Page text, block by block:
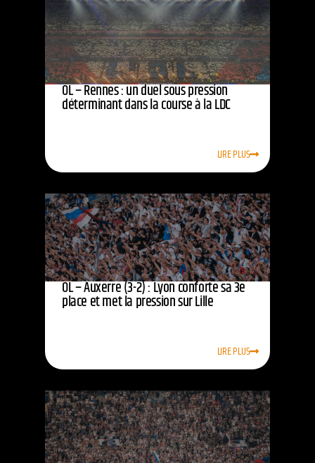
OL – Rennes : un duel sous pression
déterminant dans la course à la LDC
LIRE PLUS
OL – Auxerre (3-2) : Lyon conforte sa 3e
place et met la pression sur Lille
LIRE PLUS